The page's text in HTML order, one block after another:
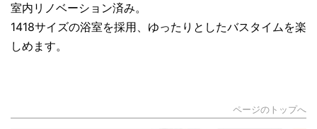
室内リノベーション済み。
1418サイズの浴室を採用、ゆったりとしたバスタイムを楽
しめます。
ページのトップへ